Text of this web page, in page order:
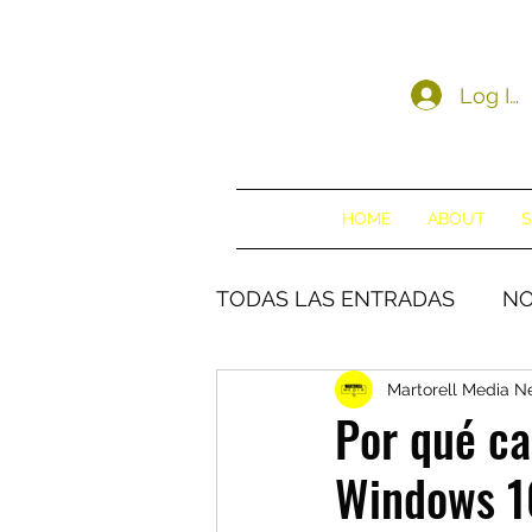
Log In
HOME ABOUT
TODAS LAS ENTRADAS
Por qué
Windows
Martorell Media